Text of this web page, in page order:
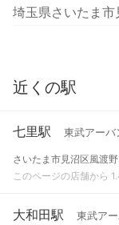
埼玉県さいたま
近くの駅
七里駅 東武アーバ
さいたま市見沼区風渡野
このページの店舗から
大和田駅 東武ア